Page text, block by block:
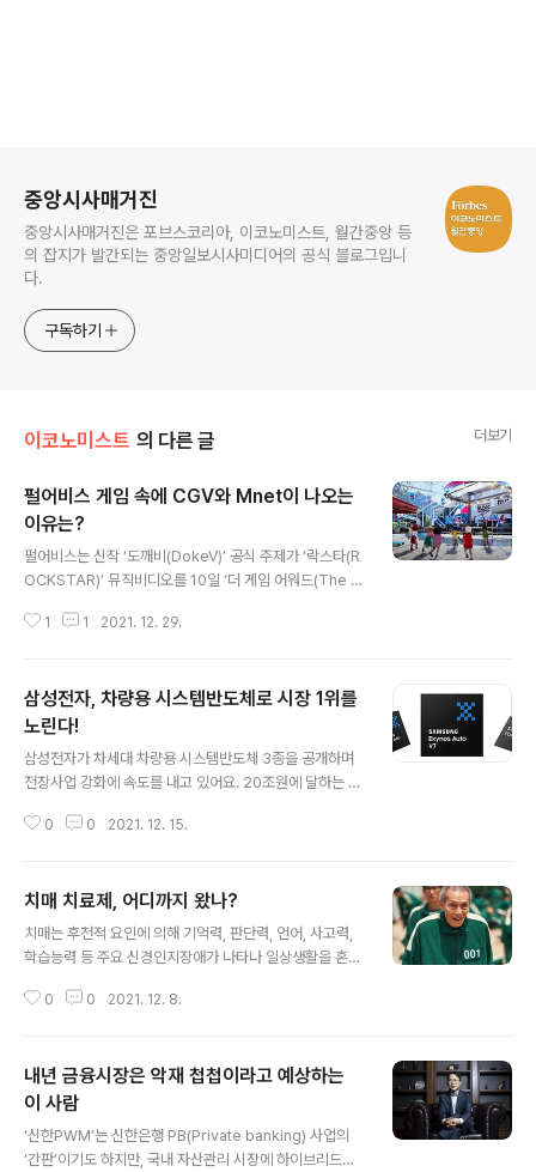
중앙시사매거진
중앙시사매거진은 포브스코리아, 이코노미스트, 월간중앙 등
의 잡지가 발간되는 중앙일보시사미디어의 공식 블로그입니
다.
구독하기
이코노미스트 의 다른 글 더보기
펄어비스 게임 속에 CGV와 Mnet이 나오는
이유는?
펄어비스는 신작 ‘도깨비(DokeV)’ 공식 주제가 ‘락스타(R
OCKSTAR)’ 뮤직비디오를 10일 ‘더 게임 어워드(The G
뮤직비디오에서는 ‘CGV’를 비롯해 ‘Mnet’ 등 CJ그룹 계
볼 수 있는 대목이에요. TGA에서 깜짝 공개된 ‘도깨비’ 뮤
직비디오 TGA는 게임계 ‘오스카상’으로 불리는 미국의 대
표 게임 시상 행사다. 지난해 8300만명 이상의 시청자 수
를 기록하며 세계 최대 규모의 게임 행사로 자리 잡았다. 올
로 진행했으며, 전 세계 40개 이상의 스트리밍 서비스를
1 1 2021. 12. 29.
삼성전자, 차량용 시스템반도체로 시장 1위를
노린다!
삼성전자가 차세대 차량용 시스템반도체 3종을 공개하며
전장사업 강화에 속도를 내고 있어요. 20조원에 달하는 미
반도체, 이미지센서에 공을 들이며 시스템반도체 시장 1위
서, 전력관리칩이에요. 최근 자동차가 플랫폼 화 되면서 초
고속 통신칩과 고성능 프로세서의 수요가 늘어나고 있다.
또한 차량에 탑재되는 전자 부품이 증가해 차량 내 전력을
있다. 삼성전자는 미래차 시장 변화에 맞춰 통신칩, 프로세
0 0 2021. 12. 15.
치매 치료제, 어디까지 왔나?
치매는 후천적 요인에 의해 기억력, 판단력, 언어, 사고력,
학습능력 등 주요 신경인지장애가 나타나 일상생활을 혼자
으키는 원인에 따라 알츠하이머병, 혈관성치매, 루이소제
약·바이오 기업이 개발하고 있는 치료제가 기회를 얻을 수
있을 거란 평가가 나오고 있어요. # “우린 깐부잖아. 깐부
끼린 네 거 내 거가 없는 거야” '오징어게임'은 456억원의
상금을 타기 위해 목숨을 걸고 게임을 펼치는 사람들의 이
0 0 2021. 12. 8.
내년 금융시장은 악재 첩첩이라고 예상하는
이 사람
‘신한PWM’는 신한은행 PB(Private banking) 사업의
‘간판’이기도 하지만, 국내 자산관리 시장에 하이브리드형